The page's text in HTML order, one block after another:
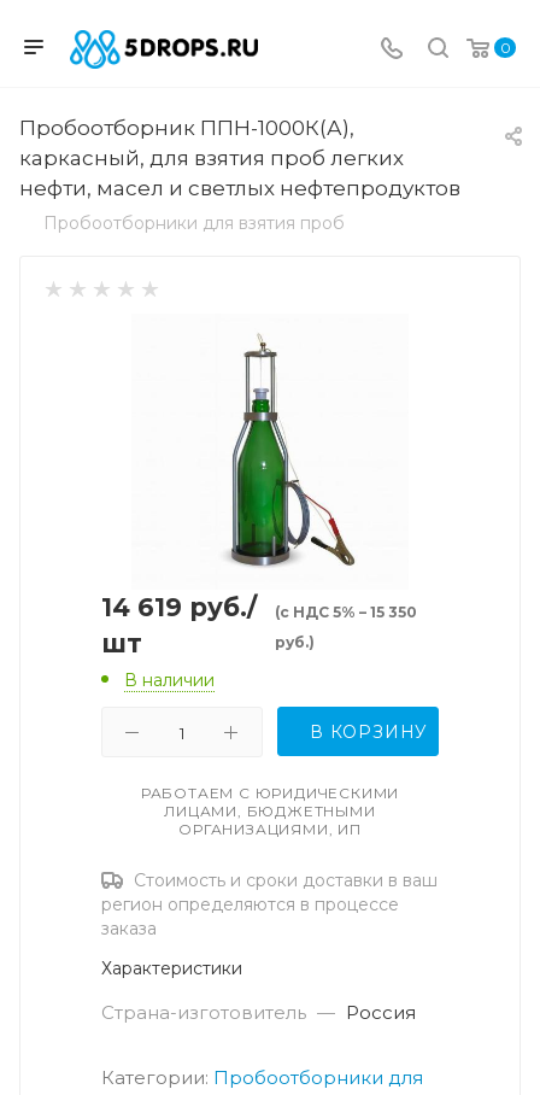
0
Пробоотборник ППН-1000К(А),
каркасный, для взятия проб легких
нефти, масел и светлых нефтепродуктов
Пробоотборники для взятия проб
14 619 руб./
шт
(с НДС 5% – 15 350
руб.)
В наличии
В КОРЗИНУ
РАБОТАЕМ С ЮРИДИЧЕСКИМИ
ЛИЦАМИ, БЮДЖЕТНЫМИ
ОРГАНИЗАЦИЯМИ, ИП
Стоимость и сроки доставки в ваш
регион определяются в процессе
заказа
Характеристики
Страна-изготовитель — Россия
Категории: Пробоотборники для